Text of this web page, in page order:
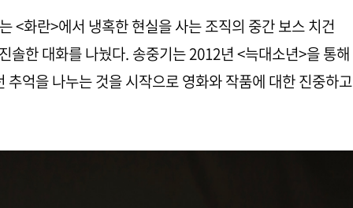
<화란>에서 냉혹한 현실을 사는 조직의 중간 보스 치건
솔한 대화를 나눴다. 송중기는 2012년 <늑대소년>을 통해
추억을 나누는 것을 시작으로 영화와 작품에 대한 진중하고